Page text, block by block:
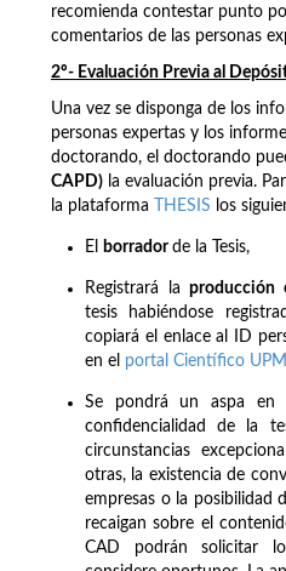
recomienda contestar punto
comentarios de las personas
2º- Evaluación Previa al
Una vez se disponga de los
personas expertas y los
doctorando, el doctorando
CAPD) la evaluación previa.
la plataforma
THESIS los
El borradorde la Tesis,
Registrará laproducción
tesis habiéndose
copiará el enlace al ID
en el portal Científico UPM
Se pondrá un aspa
confidencialidad de la
circunstancias
otras, la existencia de
empresas o la posibilidad
recaigan sobre el
CAD podrán solicitar